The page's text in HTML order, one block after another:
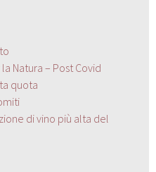
Natura – Post Covid
quota
di vino più alta del